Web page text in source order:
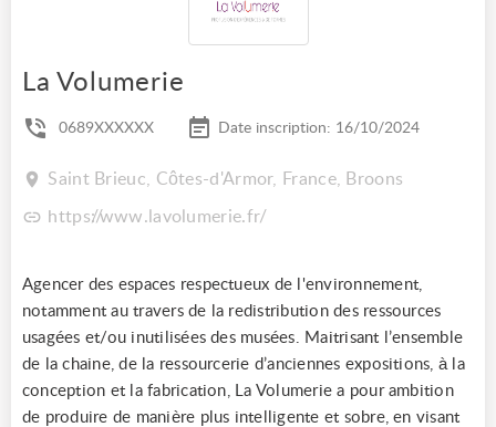
La Volumerie
0689XXXXXX Date inscription: 16/10/2024
Saint Brieuc, Côtes-d'Armor, France, Broons
https://www.lavolumerie.fr/
Agencer des espaces respectueux de l'environnement,
notamment au travers de la redistribution des ressources
usagées et/ou inutilisées des musées. Maitrisant l’ensemble
de la chaine, de la ressourcerie d’anciennes expositions, à la
conception et la fabrication, La Volumerie a pour ambition
de produire de manière plus intelligente et sobre, en visant